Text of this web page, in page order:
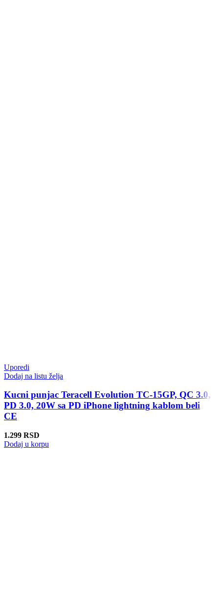
Uporedi
Dodaj na listu želja
Kucni punjac Teracell Evolution TC-15GP, QC 3.0,
PD 3.0, 20W sa PD iPhone lightning kablom beli
CE
1.299 RSD
Dodaj u korpu